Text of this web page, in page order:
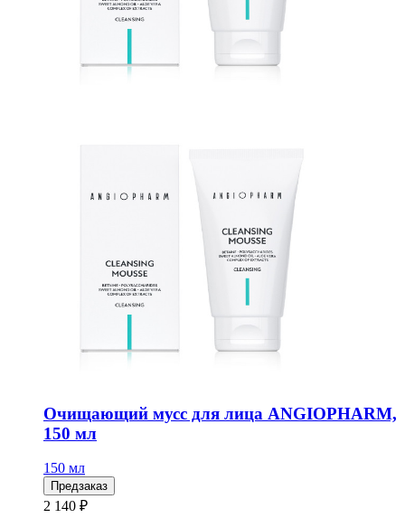
Очищающий мусс для лица ANGIOPHARM,
150 мл
150 мл
Предзаказ
2 140 ₽